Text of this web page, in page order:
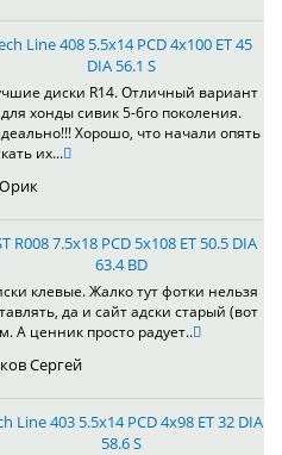
Line 408 5.5x14 PCD 4x100 ET 45
DIA 56.1 S
диски R14. Отличный вариант
для хонды сивик 5-6го поколения.
Хорошо, что начали опять
их...
R008 7.5x18 PCD 5x108 ET 50.5 DIA
63.4 BD
клевые. Жалко тут фотки нельзя
да и сайт адски старый (вот
А ценник просто радует..
Сергей
Line 403 5.5x14 PCD 4x98 ET 32 DIA
58.6 S